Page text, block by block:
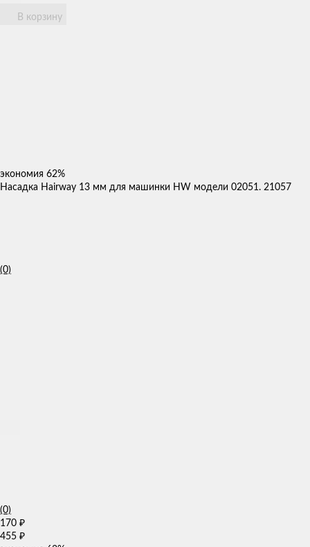
В корзину
экономия 62%
Насадка Hairway 13 мм для машинки HW модели 02051. 21057
(0)
(0)
170 ₽
455 ₽